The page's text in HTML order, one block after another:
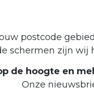
postcode
schermen zijn wij
de hoogte en
Onze